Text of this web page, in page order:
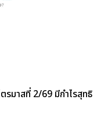
รมาสที่ 2/69 มีกำไรสุทธิ